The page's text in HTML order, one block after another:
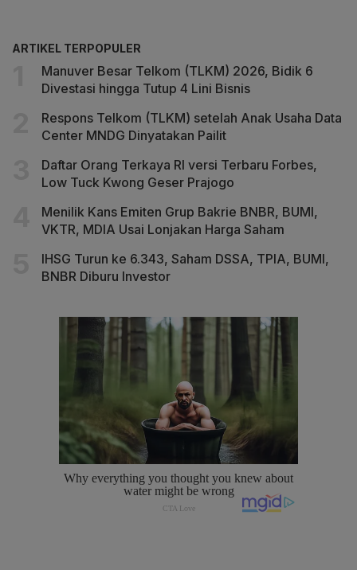
ARTIKEL TERPOPULER
Manuver Besar Telkom (TLKM) 2026, Bidik 6
Divestasi hingga Tutup 4 Lini Bisnis
Respons Telkom (TLKM) setelah Anak Usaha Data
Center MNDG Dinyatakan Pailit
Daftar Orang Terkaya RI versi Terbaru Forbes,
Low Tuck Kwong Geser Prajogo
Menilik Kans Emiten Grup Bakrie BNBR, BUMI,
VKTR, MDIA Usai Lonjakan Harga Saham
IHSG Turun ke 6.343, Saham DSSA, TPIA, BUMI,
BNBR Diburu Investor